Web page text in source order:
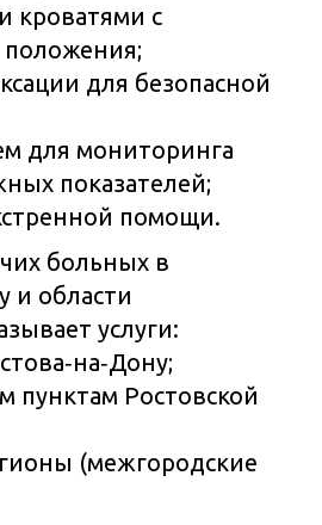
кроватями с
положения;
для безопасной
для мониторинга
показателей;
помощи.
больных в
и области
услуги:
пунктам Ростовской
(межгородские